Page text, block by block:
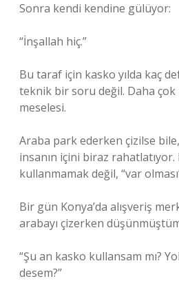
Sonra kendi kendine gülüyor:
“İnşallah hiç.”
Bu taraf için kasko yılda kaç
teknik bir soru değil. Daha
meselesi.
Araba park ederken çizilse
insanın içini biraz rahatlatıyor.
kullanmamak değil, “var
Bir gün Konya’da alışveriş
arabayı çizerken
“Şu an kasko kullansam mı?
desem?”